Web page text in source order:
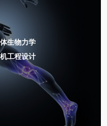
生物力学
工程设计